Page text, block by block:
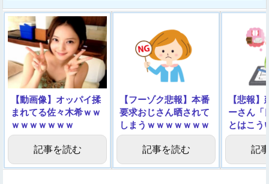
【動画像】オッパイ揉
まれてる佐々木希ｗｗ
ｗｗｗｗｗｗｗ
記事を読む
【フーゾク悲報】本番
要求おじさん晒されて
しまうｗｗｗｗｗｗｗ
ｗｗｗ
記事を読む
【悲報
ーさん「
とはこ
画像
記